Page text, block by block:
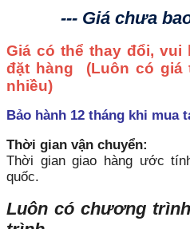
--- Giá chưa
Giá có thể thay đổi,
đặt hàng (Luôn có
nhiều)
Bảo hành 12 tháng khi mua
Thời gian vận chuyển:
Thời gian giao hàng ước
quốc.
Luôn có chương